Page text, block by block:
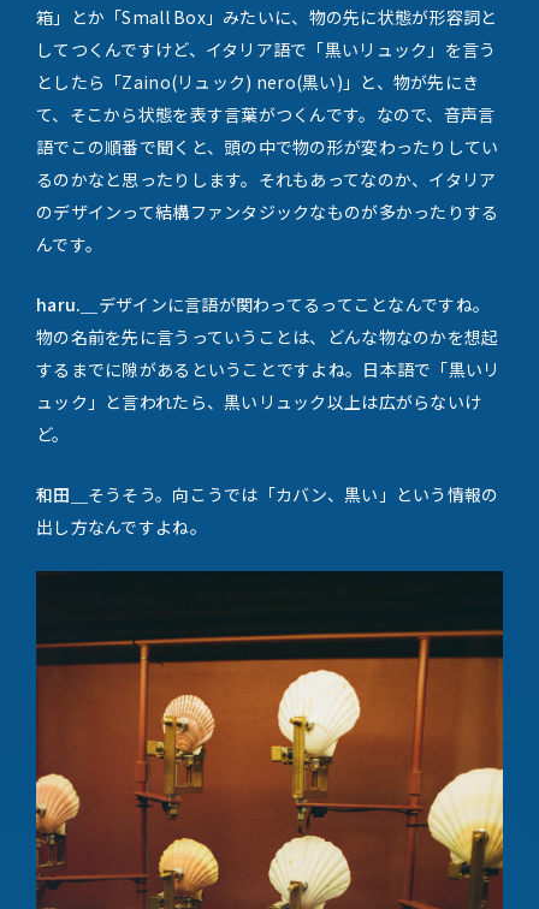
箱」とか「Small Box」みたいに、物の先に状態が形容詞と
してつくんですけど、イタリア語で「黒いリュック」を言う
としたら「Zaino(リュック) nero(黒い)」と、物が先にき
て、そこから状態を表す言葉がつくんです。なので、音声言
語でこの順番で聞くと、頭の中で物の形が変わったりしてい
るのかなと思ったりします。それもあってなのか、イタリア
のデザインって結構ファンタジックなものが多かったりする
んです。
haru.＿ デザインに言語が関わってるってことなんですね。
物の名前を先に言うっていうことは、どんな物なのかを想起
するまでに隙があるということですよね。日本語で「黒いリ
ュック」と言われたら、黒いリュック以上は広がらないけ
ど。
和田＿ そうそう。向こうでは「カバン、黒い」という情報の
出し方なんですよね。